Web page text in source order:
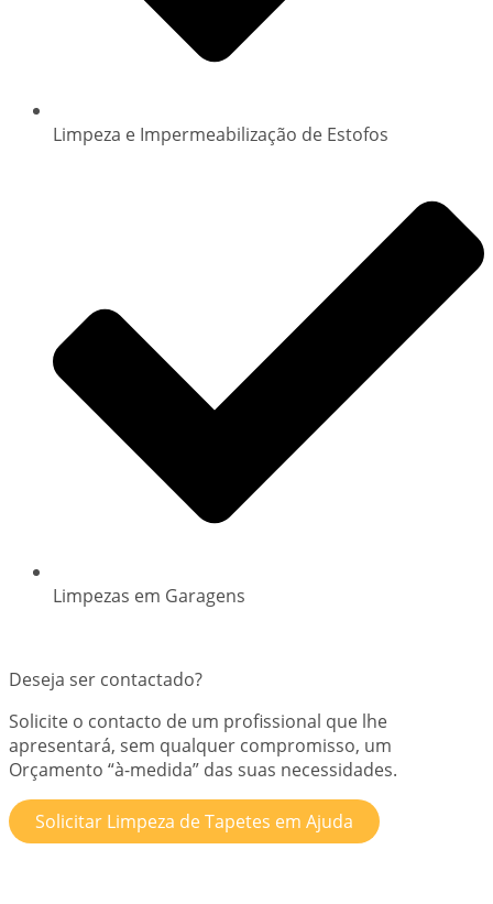
Limpeza e Impermeabilização de Estofos
Limpezas em Garagens
Deseja ser contactado?
Solicite o contacto de um profissional que lhe
apresentará, sem qualquer compromisso, um
Orçamento “à-medida” das suas necessidades.
Solicitar Limpeza de Tapetes em Ajuda